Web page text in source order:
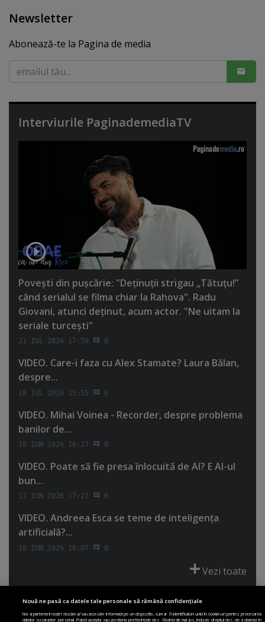
Newsletter
Abonează-te la Pagina de media
Interviurile PaginademediaTV
Poveşti din puşcărie: "Deţinuţii strigau „Tătuţu!”
când serialul se filma chiar la Rahova". Radu
Giovani, atunci deţinut, acum actor. "Ne uitam la
seriale turceşti"
21 IUL 2026 17:59 0
VIDEO. Care-i faza cu Alex Stamate? Laura Bălan,
despre...
18 IUL 2026 15:55 0
VIDEO. Mihai Voinea - Recorder, despre problema
banilor de...
18 IUN 2026 16:27 0
VIDEO. Poate să fie presa înlocuită de AI? E AI-ul
bun...
17 IUN 2026 17:27 0
VIDEO. Andreea Esca se teme de inteligenţa
artificială?...
10 IUN 2026 18:07 0
Vezi toate
Nouă ne pasă ca datele tale personale să rămână confidențiale
Noi și partenerii noștri stocăm și/sau accesăm informații pe un dispozitiv, cum ar fi identificatori unici în cookie-uri pentru procesarea
datelor cu caracter personal. Puteți accepta sau gestiona preferințele dvs. făcând clic mai jos, inclusiv dreptul dvs. de a obiecta în